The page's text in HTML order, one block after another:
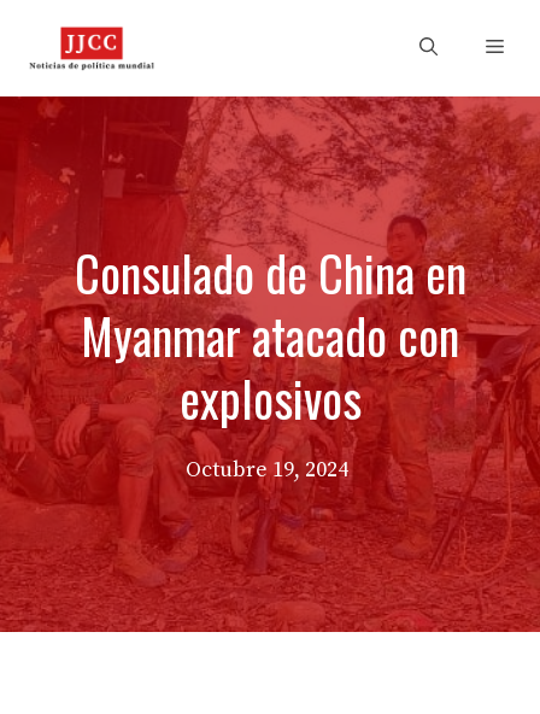
Consulado de China en
Myanmar atacado con
explosivos
Octubre 19, 2024